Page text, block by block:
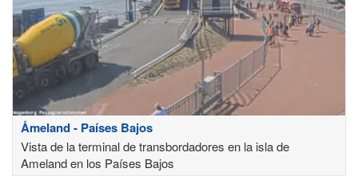
Åmeland - Países Bajos
Vista de la terminal de transbordadores en la isla de
Ameland en los Países Bajos